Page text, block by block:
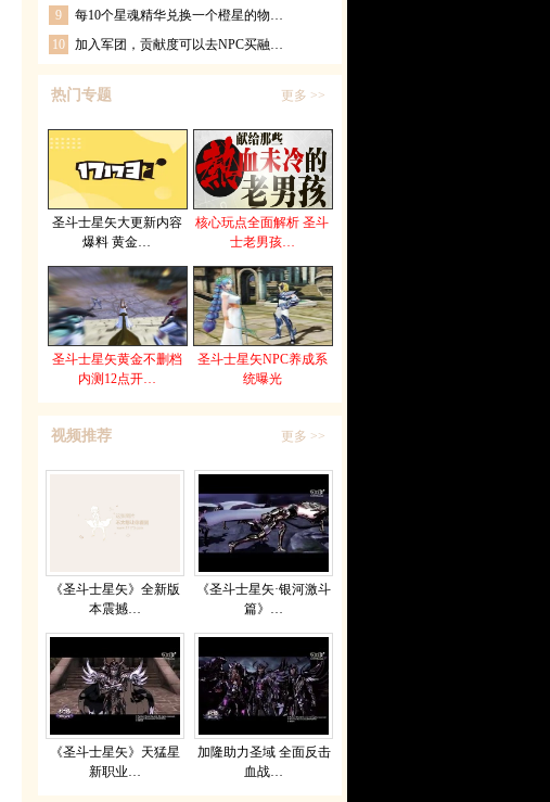
9
每10个星魂精华兑换一个橙星的物…
10
加入军团，贡献度可以去NPC买融…
热门专题
圣斗士星矢大更新内容
爆料 黄金…
核心玩点全面解析 圣斗
士老男孩…
圣斗士星矢黄金不删档
内测12点开…
圣斗士星矢NPC养成系
统曝光
更多 >>
视频推荐
《圣斗士星矢》全新版
本震撼…
《圣斗士星矢·银河激斗
篇》…
《圣斗士星矢》天猛星
新职业…
加隆助力圣域 全面反击
血战…
更多 >>